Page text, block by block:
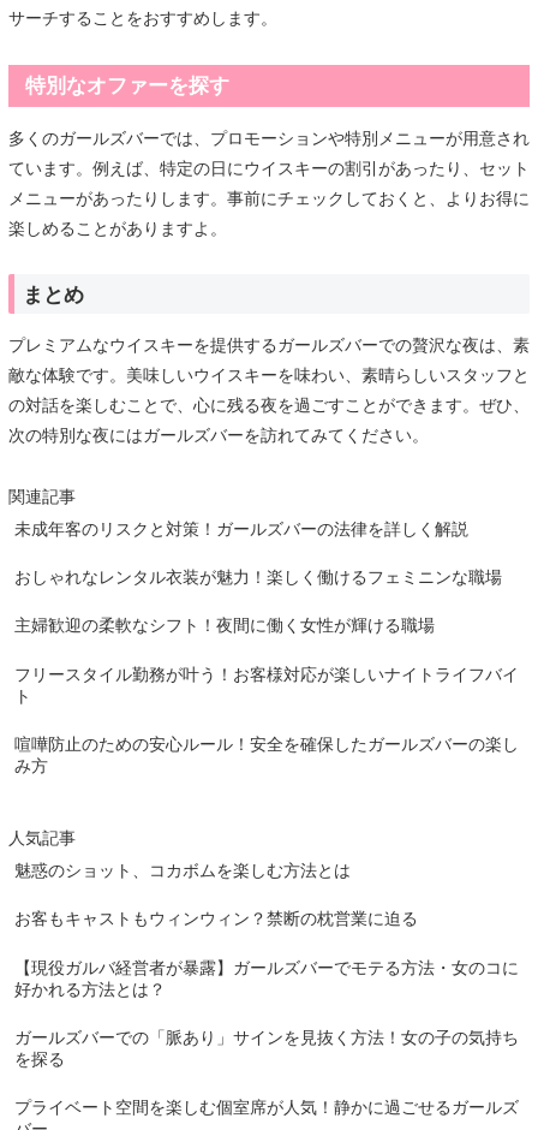
サーチすることをおすすめします。
特別なオファーを探す
多くのガールズバーでは、プロモーションや特別メニューが用意され
ています。例えば、特定の日にウイスキーの割引があったり、セット
メニューがあったりします。事前にチェックしておくと、よりお得に
楽しめることがありますよ。
まとめ
プレミアムなウイスキーを提供するガールズバーでの贅沢な夜は、素
敵な体験です。美味しいウイスキーを味わい、素晴らしいスタッフと
の対話を楽しむことで、心に残る夜を過ごすことができます。ぜひ、
次の特別な夜にはガールズバーを訪れてみてください。
関連記事
未成年客のリスクと対策！ガールズバーの法律を詳しく解説
おしゃれなレンタル衣装が魅力！楽しく働けるフェミニンな職場
主婦歓迎の柔軟なシフト！夜間に働く女性が輝ける職場
フリースタイル勤務が叶う！お客様対応が楽しいナイトライフバイ
ト
喧嘩防止のための安心ルール！安全を確保したガールズバーの楽し
み方
人気記事
魅惑のショット、コカボムを楽しむ方法とは
お客もキャストもウィンウィン？禁断の枕営業に迫る
【現役ガルバ経営者が暴露】ガールズバーでモテる方法・女のコに
好かれる方法とは？
ガールズバーでの「脈あり」サインを見抜く方法！女の子の気持ち
を探る
プライベート空間を楽しむ個室席が人気！静かに過ごせるガールズ